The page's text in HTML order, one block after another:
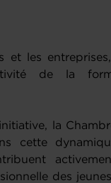
et les
de la
la
cette
des